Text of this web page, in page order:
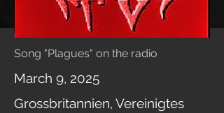
Song "Plagues" on the radio
March 9, 2025
Grossbritannien, Vereinigtes